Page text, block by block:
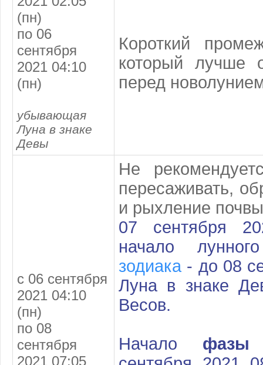
(пн)
по 06
сентября
2021 04:10
(пн)
убывающая
Луна в знаке
Девы
Короткий
который лучше
перед
с 06 сентября
2021 04:10
(пн)
по 08
сентября
2021 07:05
Не
пересаживать,
и рыхление
07 сентября
начало
зодиака - до 08
Луна в знаке
Весов.
Начало фазы